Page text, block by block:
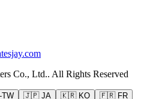
Co., Ltd.. All Rights Reserved
TW 🇯🇵 JA 🇰🇷 KO 🇫🇷 FR